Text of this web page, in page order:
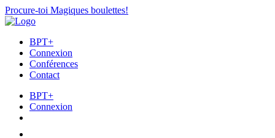
Procure-toi Magiques boulettes!
BPT+
Connexion
Conférences
Contact
BPT+
Connexion